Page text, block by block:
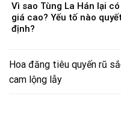
Vì sao Tùng La Hán lại có
giá cao? Yếu tố nào quyết
định?
Hoa đăng tiêu quyến rũ
cam lộng lẫy